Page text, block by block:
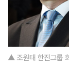
▲ 조원태 한진그룹